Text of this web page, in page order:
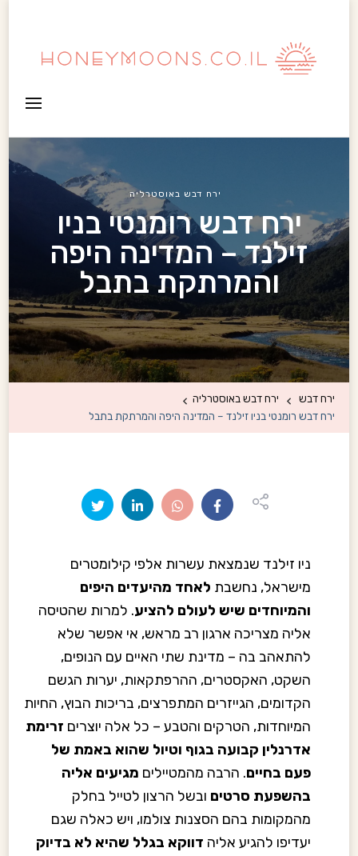
ירח דבש באוסטרליה
ירח דבש רומנטי בניו
זילנד – המדינה היפה
והמרתקת בתבל
ירח דבש
ירח דבש באוסטרליה
ירח דבש רומנטי בניו זילנד – המדינה היפה והמרתקת בתבל
ניו זילנד שנמצאת עשרות אלפי קילומטרים
מישראל, נחשבת לאחד מהיעדים היפים
והמיוחדים שיש לעולם להציע. למרות שהטיסה
אליה מצריכה ארגון רב מראש, אי אפשר שלא
להתאהב בה – מדינת שתי האיים עם הנופים,
השקט, האקסטרים, ההרפתקאות, יערות הגשם
הקדומים, הגייזרים המתפרצים, בריכות הבוץ, החיות
המיוחדות, הטרקים והטבע – כל אלה יוצרים זרימת
אדרנלין קבועה בגוף וטיול שהוא באמת של
פעם בחיים. הרבה מהמטיילים מגיעים אליה
בהשפעת סרטים ובשל הרצון לטייל בחלק
מהמקומות בהם הסצנות צולמו, ויש כאלה שגם
יעדיפו להגיע אליה דווקא בגלל שהיא לא בדיוק